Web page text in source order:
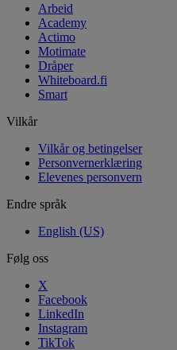
Arbeid
Academy
Actimo
Motimate
Dråper
Whiteboard.fi
Smart
Vilkår
Vilkår og betingelser
Personvernerklæring
Elevenes personvern
Endre språk
English (US)
Følg oss
X
Facebook
LinkedIn
Instagram
TikTok